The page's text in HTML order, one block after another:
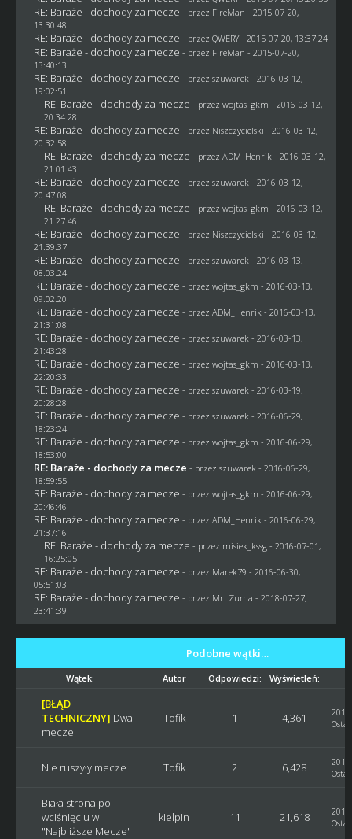
RE: Baraże - dochody za mecze - przez FireMan - 2015-07-20,
13:30:48
RE: Baraże - dochody za mecze - przez QWERY- 2015-07-20, 13:37:24
RE: Baraże - dochody za mecze - przez FireMan - 2015-07-20,
13:40:13
RE: Baraże - dochody za mecze - przez szuwarek - 2016-03-12,
19:02:51
RE: Baraże - dochody za mecze - przez wojtas_gkm - 2016-03-12,
20:34:28
RE: Baraże - dochody za mecze - przez Niszczycielski - 2016-03-12,
20:32:58
RE: Baraże - dochody za mecze - przez ADM_Henrik - 2016-03-12,
21:01:43
RE: Baraże - dochody za mecze - przez szuwarek - 2016-03-12,
20:47:08
RE: Baraże - dochody za mecze - przez wojtas_gkm - 2016-03-12,
21:27:46
RE: Baraże - dochody za mecze - przez Niszczycielski - 2016-03-12,
21:39:37
RE: Baraże - dochody za mecze - przez szuwarek - 2016-03-13,
08:03:24
RE: Baraże - dochody za mecze - przez wojtas_gkm - 2016-03-13,
09:02:20
RE: Baraże - dochody za mecze - przez ADM_Henrik - 2016-03-13,
21:31:08
RE: Baraże - dochody za mecze - przez szuwarek - 2016-03-13,
21:43:28
RE: Baraże - dochody za mecze - przez wojtas_gkm - 2016-03-13,
22:20:33
RE: Baraże - dochody za mecze - przez szuwarek - 2016-03-19,
20:28:28
RE: Baraże - dochody za mecze - przez szuwarek - 2016-06-29,
18:23:24
RE: Baraże - dochody za mecze - przez wojtas_gkm - 2016-06-29,
18:53:00
RE: Baraże - dochody za mecze - przez szuwarek - 2016-06-29,
18:59:55
RE: Baraże - dochody za mecze - przez wojtas_gkm - 2016-06-29,
20:46:46
RE: Baraże - dochody za mecze - przez ADM_Henrik - 2016-06-29,
21:37:16
RE: Baraże - dochody za mecze - przez misiek_kssg- 2016-07-01,
16:25:05
RE: Baraże - dochody za mecze - przez Marek79 - 2016-06-30,
05:51:03
RE: Baraże - dochody za mecze - przez Mr. Zuma - 2018-07-27,
23:41:39
Podobne wątki…
Wątek: Autor Odpowiedzi: Wyświetleń:
[BŁĄD
TECHNICZNY] Dwa
mecze
Tofik 1 4,361
Nie ruszyły mecze Tofik 2 6,428
Biała strona po
wciśnięciu w
"Najbliższe Mecze"
kielpin 11 21,618